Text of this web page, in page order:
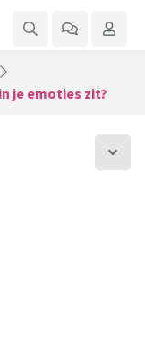
je emoties zit?